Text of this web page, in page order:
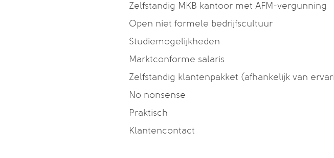
Zelfstandig MKB kantoor met AFM-vergunning
Open niet formele bedrijfscultuur
Studiemogelijkheden
Marktconforme salaris
Zelfstandig klantenpakket (afhankelijk van
No nonsense
Praktisch
Klantencontact